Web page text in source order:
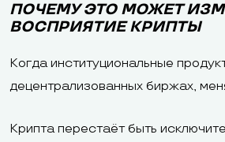
ПОЧЕМУ ЭТО МОЖЕТ
ВОСПРИЯТИЕ КРИПТЫ
Когда институциональные
децентрализованных биржах,
Крипта перестаёт быть